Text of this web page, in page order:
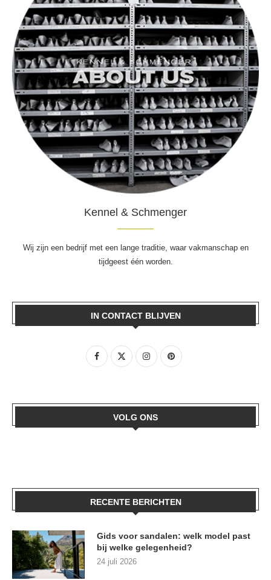
Kennel & Schmenger
Wij zijn een bedrijf met een lange traditie, waar vakmanschap en
tijdgeest één worden.
IN CONTACT BLIJVEN
VOLG ONS
RECENTE BERICHTEN
Gids voor sandalen: welk model past
bij welke gelegenheid?
24 juli 2026